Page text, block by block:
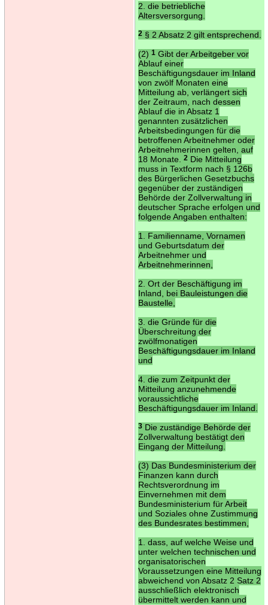
2. die betriebliche
Altersversorgung.
2§ 2 Absatz 2 gilt entsprechend.
(2) 1Gibt der Arbeitgeber vor
Ablauf einer
Beschäftigungsdauer im Inland
von zwölf Monaten eine
Mitteilung ab, verlängert sich
der Zeitraum, nach dessen
Ablauf die in Absatz 1
genannten zusätzlichen
Arbeitsbedingungen für die
betroffenen Arbeitnehmer oder
Arbeitnehmerinnen gelten, auf
18 Monate.
2Die Mitteilung
muss in Textform nach § 126b
des Bürgerlichen Gesetzbuchs
gegenüber der zuständigen
Behörde der Zollverwaltung in
deutscher Sprache erfolgen und
folgende Angaben enthalten:
1. Familienname, Vornamen
und Geburtsdatum der
Arbeitnehmer und
Arbeitnehmerinnen,
2. Ort der Beschäftigung im
Inland, bei Bauleistungen die
Baustelle,
3. die Gründe für die
Überschreitung der
zwölfmonatigen
Beschäftigungsdauer im Inland
und
4. die zum Zeitpunkt der
Mitteilung anzunehmende
voraussichtliche
Beschäftigungsdauer im Inland.
3Die zuständige Behörde der
Zollverwaltung bestätigt den
Eingang der Mitteilung.
(3) Das Bundesministerium der
Finanzen kann durch
Rechtsverordnung im
Einvernehmen mit dem
Bundesministerium für Arbeit
und Soziales ohne Zustimmung
des Bundesrates bestimmen,
1. dass, auf welche Weise und
unter welchen technischen und
organisatorischen
Voraussetzungen eine Mitteilung
abweichend von Absatz 2 Satz 2
ausschließlich elektronisch
übermittelt werden kann und